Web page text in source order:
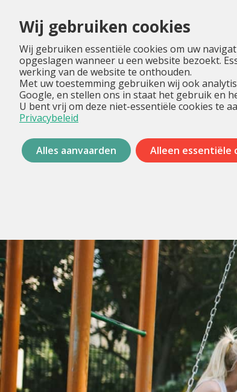
Wij gebruiken cookies
Wij gebruiken essentiële cookies om uw
opgeslagen wanneer u een website bezoekt.
werking van de website te onthouden.
Met uw toestemming gebruiken wij ook
Google, en stellen ons in staat het gebruik en
U bent vrij om deze niet-essentiële cookies te
Privacybeleid
Alles aanvaarden Alleen essentiële